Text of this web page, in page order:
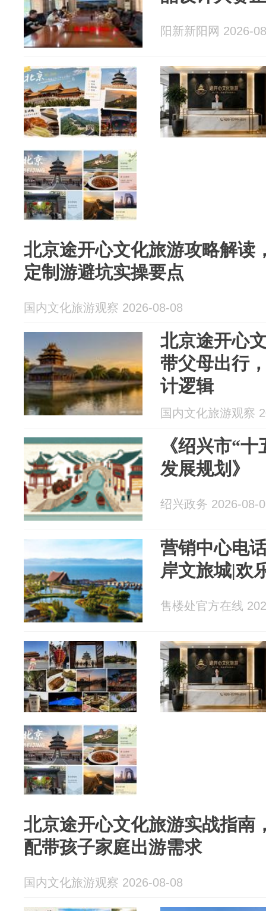
阳新新阳网 2026-
北京途开心文化旅游攻略解读
定制游避坑实操要点
国内文化旅游观察 2026-08-08
北京途开心
带父母出行
计逻辑
国内文化旅游观察
《绍兴市“
发展规划》
绍兴政务 2026-08-
营销中心电
岸文旅城|欢
售楼处官方在线
北京途开心文化旅游实战指南
配带孩子家庭出游需求
国内文化旅游观察 2026-08-08